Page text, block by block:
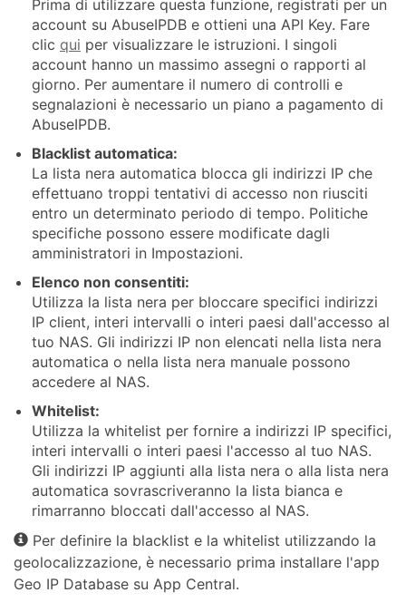
Prima di utilizzare questa funzione, registrati per un
account su AbuseIPDB e ottieni una API Key. Fare
clic qui per visualizzare le istruzioni. I singoli
account hanno un massimo assegni o rapporti al
giorno. Per aumentare il numero di controlli e
segnalazioni è necessario un piano a pagamento di
AbuseIPDB.
Blacklist automatica:
La lista nera automatica blocca gli indirizzi IP che
effettuano troppi tentativi di accesso non riusciti
entro un determinato periodo di tempo. Politiche
specifiche possono essere modificate dagli
amministratori in Impostazioni.
Elenco non consentiti:
Utilizza la lista nera per bloccare specifici indirizzi
IP client, interi intervalli o interi paesi dall'accesso al
tuo NAS. Gli indirizzi IP non elencati nella lista nera
automatica o nella lista nera manuale possono
accedere al NAS.
Whitelist:
Utilizza la whitelist per fornire a indirizzi IP specifici,
interi intervalli o interi paesi l'accesso al tuo NAS.
Gli indirizzi IP aggiunti alla lista nera o alla lista nera
automatica sovrascriveranno la lista bianca e
rimarranno bloccati dall'accesso al NAS.
Per definire la blacklist e la whitelist utilizzando la
geolocalizzazione, è necessario prima installare l'app
Geo IP Database su App Central.